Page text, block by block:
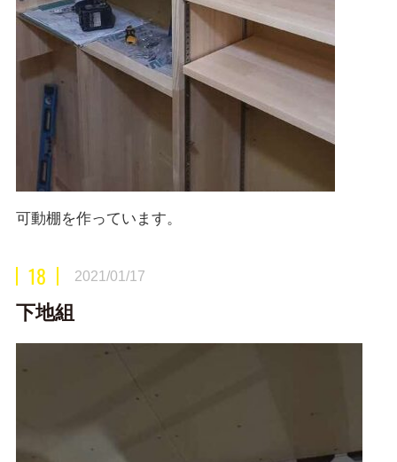
可動棚を作っています。
18 2021/01/17
下地組